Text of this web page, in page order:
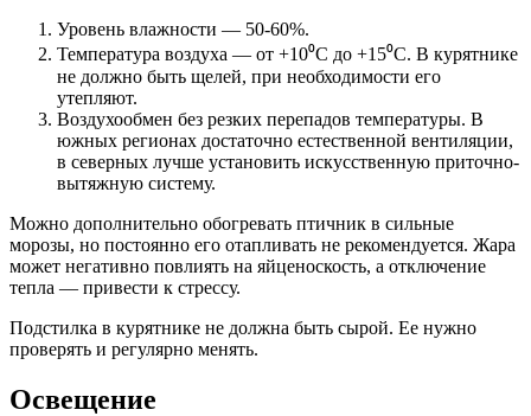
Уровень влажности ― 50-60%.
Температура воздуха ― от +10⁰С до +15⁰С. В курятнике
не должно быть щелей, при необходимости его
утепляют.
Воздухообмен без резких перепадов температуры. В
южных регионах достаточно естественной вентиляции,
в северных лучше установить искусственную приточно-
вытяжную систему.
Можно дополнительно обогревать птичник в сильные
морозы, но постоянно его отапливать не рекомендуется. Жара
может негативно повлиять на яйценоскость, а отключение
тепла ― привести к стрессу.
Подстилка в курятнике не должна быть сырой. Ее нужно
проверять и регулярно менять.
Освещение